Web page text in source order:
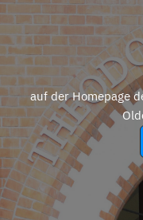
auf der Homepage